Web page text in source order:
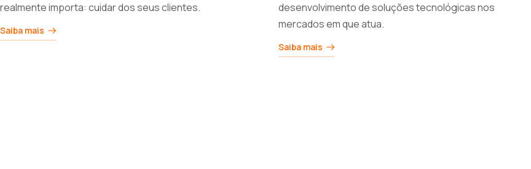
realmente importa: cuidar dos seus clientes.
Saiba mais
desenvolvimento de soluções tecnológicas nos
mercados em que atua.
Saiba mais